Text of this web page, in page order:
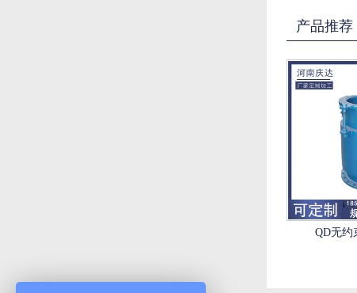
产品推荐
QD无约